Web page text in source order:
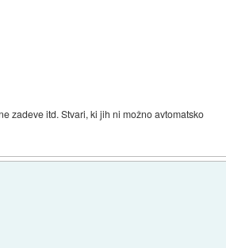
zadeve itd. Stvari, ki jih ni možno avtomatsko